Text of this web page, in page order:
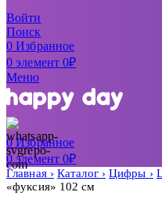
Войти
Поиск
0Избранное
0элемент 0₽
Меню
0Избранное
0элемент 0₽
Главная Каталог Цифры
«фуксия» 102 см